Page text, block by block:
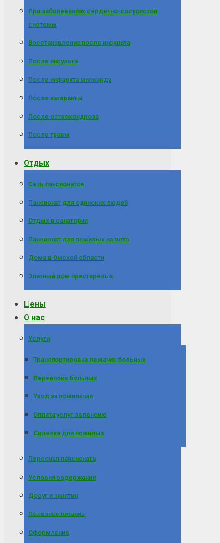
При заболеваниях сердечно-сосудистой
системы
Восстановление после инсульта
После инсульта
После инфаркта миокарда
После катаракты
После остеохондроза
После травм
Отдых
Сеть пансионатов
Пансионат для одиноких людей
Отдых в санатории
Пансионат для пожилых на лето
Дома в Омской области
Элитный дом престарелых
Цены
О нас
Услуги
Транспортировка лежачих больных
Перевозка больных
Уход за пожилыми
Оплата услуг за пенсию
Сиделка для пожилых
Персонал пансионата
Условия содержания
Досуг и занятия
Полезное питание
Оформление